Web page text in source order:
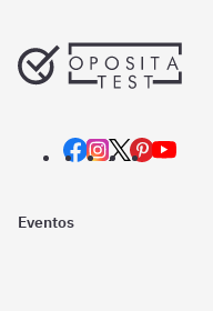
Eventos